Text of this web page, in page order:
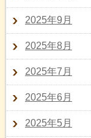
2025年9月
2025年8月
2025年7月
2025年6月
2025年5月